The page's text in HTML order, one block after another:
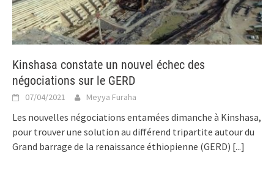
Kinshasa constate un nouvel échec des
négociations sur le GERD
07/04/2021 Meyya Furaha
Les nouvelles négociations entamées dimanche à Kinshasa,
pour trouver une solution au différend tripartite autour du
Grand barrage de la renaissance éthiopienne (GERD) [...]